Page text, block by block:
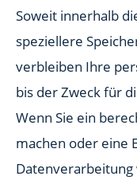
Soweit innerhalb
speziellere
verbleiben Ihre
bis der Zweck für
Wenn Sie ein
machen oder eine